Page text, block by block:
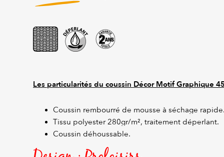
Les particularités du coussin Décor Motif Graphique
Coussin rembourré de mousse à séchage rapide.
Tissu polyester 280gr/m², traitement déperlant.
Coussin déhoussable.